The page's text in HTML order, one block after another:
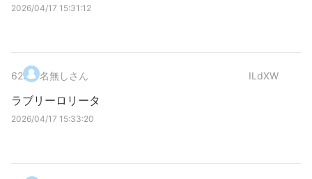
2026/04/17 15:31:12
62. 名無しさん ILdXW
ラブリーロリータ
2026/04/17 15:33:20